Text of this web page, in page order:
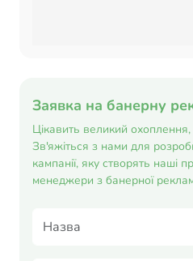
Заявка на банерну
Цікавить великий
Зв'яжіться з нами для
кампанії, яку створять наші
менеджери з банерної